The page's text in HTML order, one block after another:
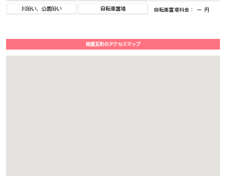
川沿い、公園沿い 自転車置場 自転車置場料金： ー 円
南星瓦町のアクセスマップ